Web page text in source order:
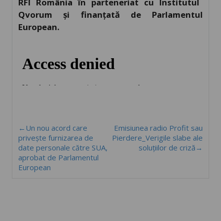
RFI România în parteneriat cu Institutul
Qvorum
și finanțată de
Parlamentul
European.
←Un nou acord care
privește furnizarea de
date personale către SUA,
aprobat de Parlamentul
European
Emisiunea radio Profit sau
Pierdere_Verigile slabe ale
soluţiilor de criză→